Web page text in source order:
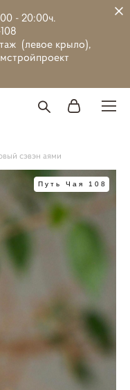
- 20:00ч.
(левое крыло),
сэвэн аями
Путь Чая 108